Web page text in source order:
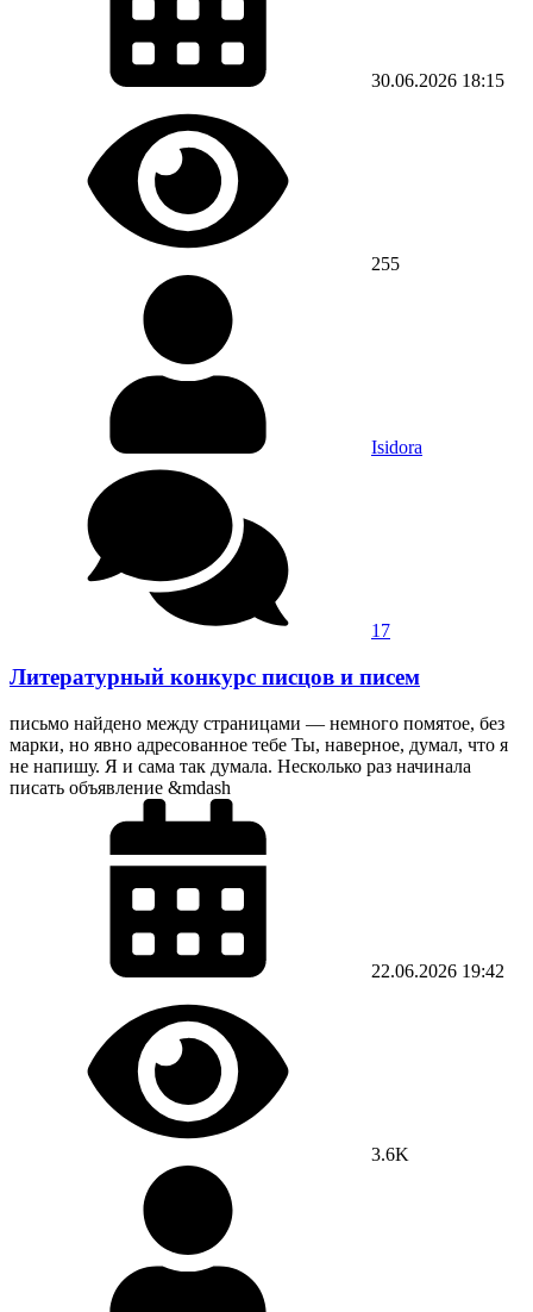
30.06.2026 18:15
255
Isidora
17
Литературный конкурс писцов и писем
письмо найдено между страницами — немного помятое, без
марки, но явно адресованное тебе Ты, наверное, думал, что я
не напишу. Я и сама так думала. Несколько раз начинала
писать объявление &mdash
22.06.2026 19:42
3.6K